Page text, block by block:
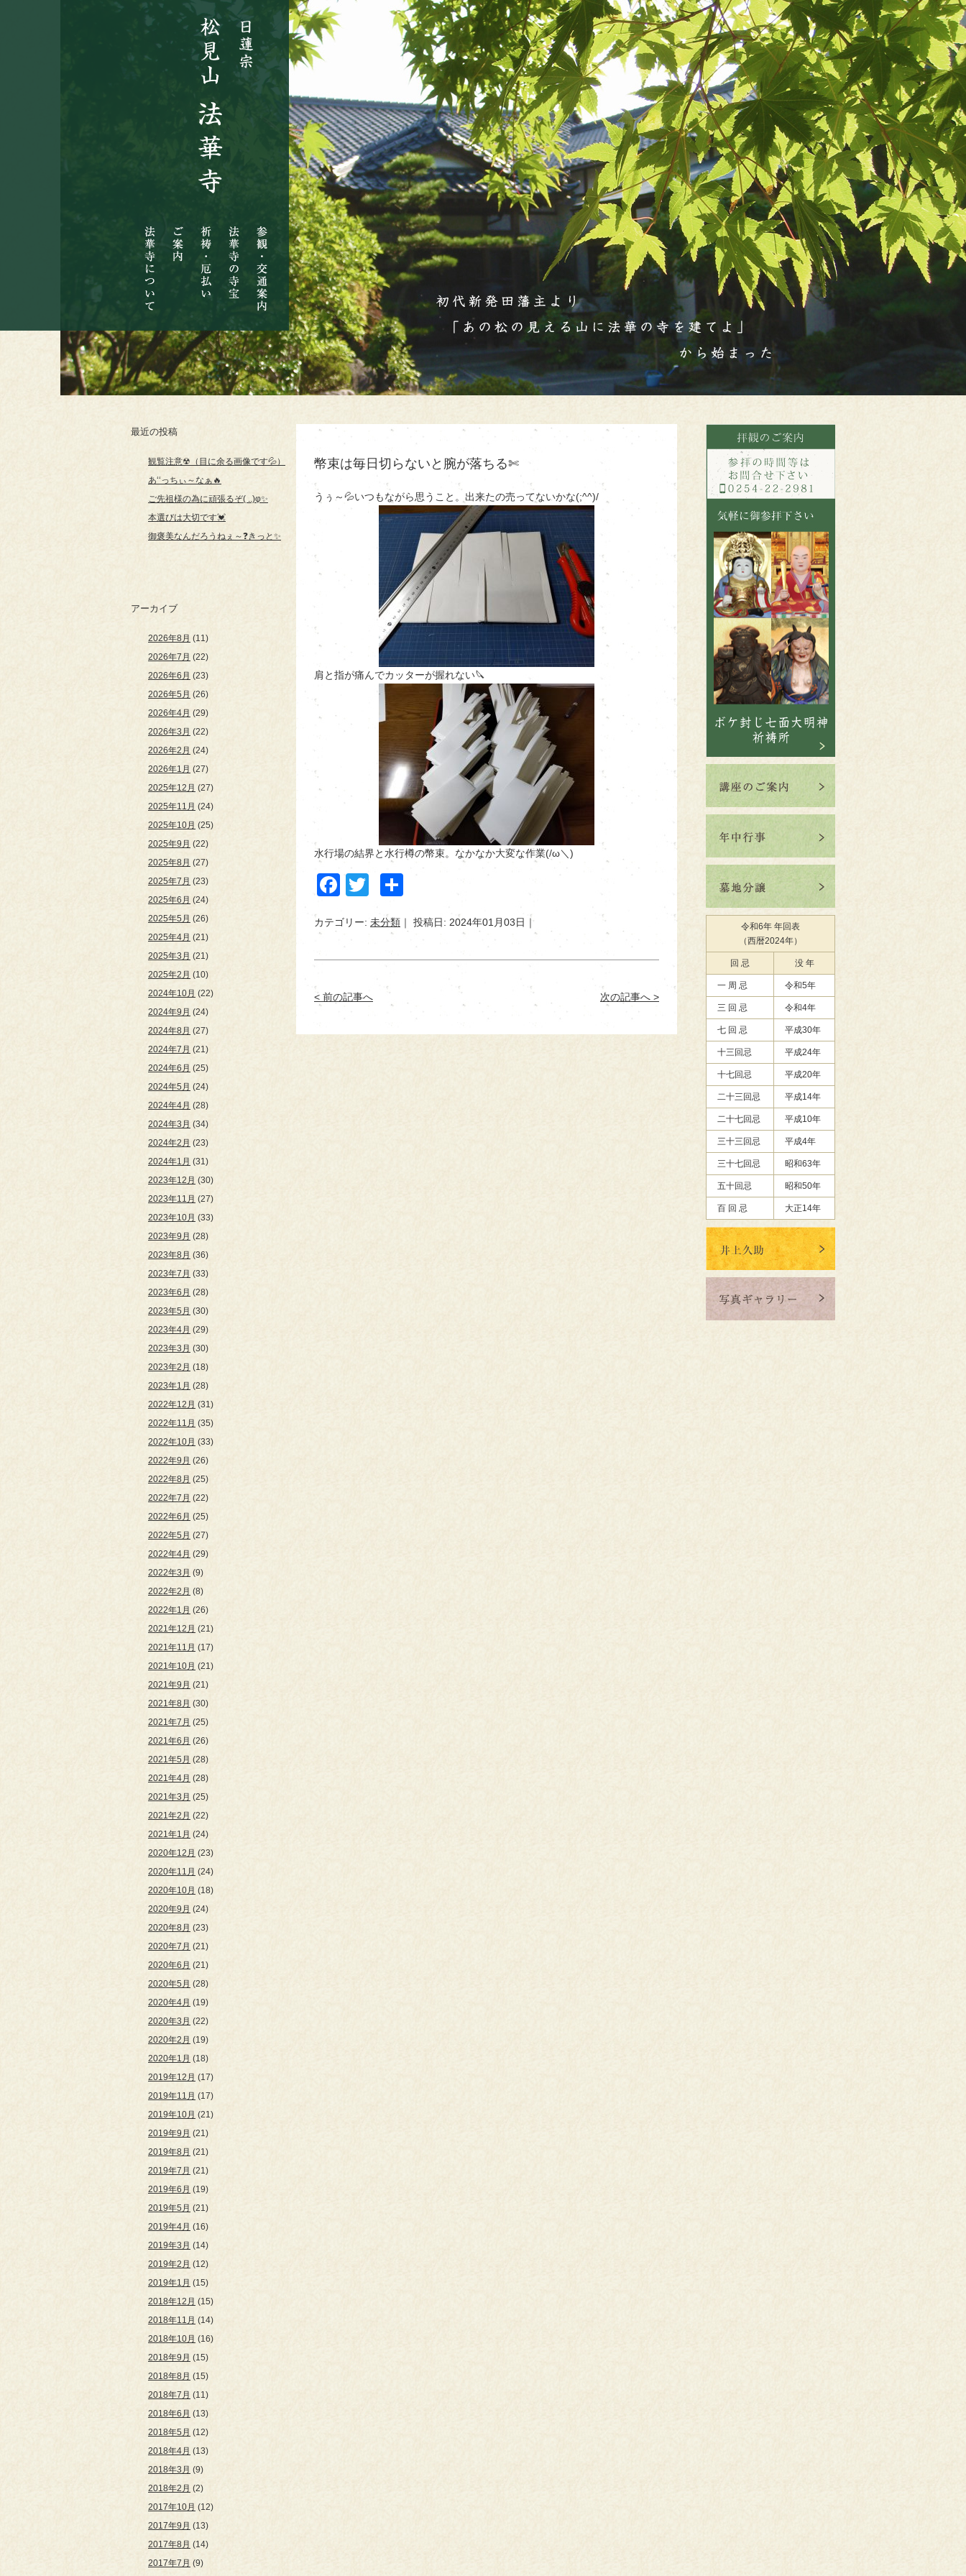
華
寺
に
つ
い
案
内
祷・
厄
払
い
華
寺
の
寺
宝
観・
交
通
案
内
最近の投稿
観覧注意☢（目に余る画像です💦）
あ‘‘っちぃ～なぁ🔥
ご先祖様の為に頑張るぞ( ..)φ✨
本選びは大切です💓
御褒美なんだろうねぇ～❓きっと✨
アーカイブ
2026年8月 (11)
2026年7月 (22)
2026年6月 (23)
2026年5月 (26)
2026年4月 (29)
2026年3月 (22)
2026年2月 (24)
2026年1月 (27)
2025年12月 (27)
2025年11月 (24)
2025年10月 (25)
2025年9月 (22)
2025年8月 (27)
2025年7月 (23)
2025年6月 (24)
2025年5月 (26)
2025年4月 (21)
2025年3月 (21)
2025年2月 (10)
2024年10月 (22)
2024年9月 (24)
2024年8月 (27)
2024年7月 (21)
2024年6月 (25)
2024年5月 (24)
2024年4月 (28)
2024年3月 (34)
2024年2月 (23)
2024年1月 (31)
2023年12月 (30)
2023年11月 (27)
2023年10月 (33)
2023年9月 (28)
2023年8月 (36)
2023年7月 (33)
2023年6月 (28)
2023年5月 (30)
2023年4月 (29)
2023年3月 (30)
2023年2月 (18)
2023年1月 (28)
2022年12月 (31)
2022年11月 (35)
2022年10月 (33)
2022年9月 (26)
2022年8月 (25)
2022年7月 (22)
2022年6月 (25)
2022年5月 (27)
2022年4月 (29)
2022年3月 (9)
2022年2月 (8)
2022年1月 (26)
2021年12月 (21)
2021年11月 (17)
2021年10月 (21)
2021年9月 (21)
2021年8月 (30)
2021年7月 (25)
2021年6月 (26)
2021年5月 (28)
2021年4月 (28)
2021年3月 (25)
2021年2月 (22)
2021年1月 (24)
2020年12月 (23)
2020年11月 (24)
2020年10月 (18)
2020年9月 (24)
2020年8月 (23)
2020年7月 (21)
2020年6月 (21)
2020年5月 (28)
2020年4月 (19)
2020年3月 (22)
2020年2月 (19)
2020年1月 (18)
2019年12月 (17)
2019年11月 (17)
2019年10月 (21)
2019年9月 (21)
2019年8月 (21)
2019年7月 (21)
2019年6月 (19)
2019年5月 (21)
2019年4月 (16)
2019年3月 (14)
2019年2月 (12)
2019年1月 (15)
2018年12月 (15)
2018年11月 (14)
2018年10月 (16)
2018年9月 (15)
2018年8月 (15)
2018年7月 (11)
2018年6月 (13)
2018年5月 (12)
2018年4月 (13)
2018年3月 (9)
2018年2月 (2)
2017年10月 (12)
2017年9月 (13)
2017年8月 (14)
2017年7月 (9)
幣束は毎日切らないと腕が落ちる✄
うぅ～💦いつもながら思うこと。出来たの売ってないかな(;^^)/
肩と指が痛んでカッターが握れない🔪
水行場の結界と水行樽の幣束。なかなか大変な作業(/ω＼)
Facebook
Twitter
カテゴリー: 未分類 投稿日: 2024年01月03日
< 前の記事へ 次の記事へ >
令和6年 年回表
（西暦2024年）
回 忌 没 年
一 周 忌 令和5年
三 回 忌 令和4年
七 回 忌 平成30年
十三回忌 平成24年
十七回忌 平成20年
二十三回忌 平成14年
二十七回忌 平成10年
三十三回忌 平成4年
三十七回忌 昭和63年
五十回忌 昭和50年
百 回 忌 大正14年